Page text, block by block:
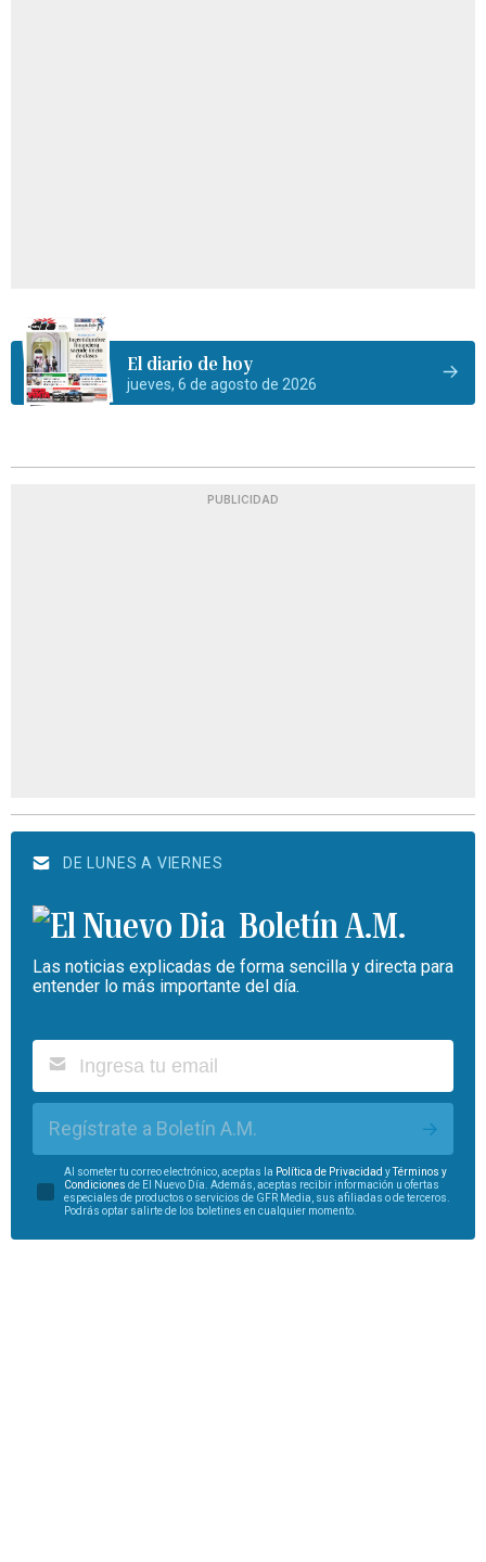
El diario de hoy
jueves, 6 de agosto de 2026
PUBLICIDAD
DE LUNES A VIERNES
Boletín A.M.
Las noticias explicadas de forma sencilla y directa para
entender lo más importante del día.
Regístrate a Boletín A.M.
Al someter tu correo electrónico, aceptas la Política de Privacidad yTérminos y
Condiciones de El Nuevo Día. Además, aceptas recibir información u ofertas
especiales de productos o servicios de GFR Media, sus afiliadas o de terceros.
Podrás optar salirte de los boletines en cualquier momento.